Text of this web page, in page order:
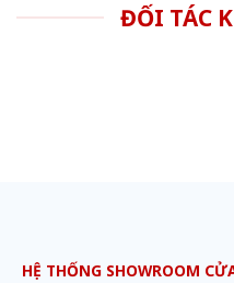
ĐỐI TÁC
HỆ THỐNG SHOWROOM